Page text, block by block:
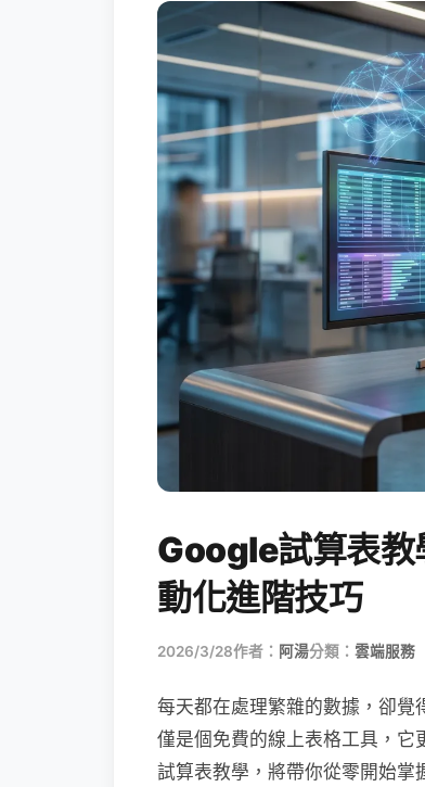
Google試算表
動化進階技巧
2026/3/28作者： 阿湯分類： 雲端服務
每天都在處理繁雜的數據，卻
僅是個免費的線上表格工具，
試算表教學，將帶你從零開始掌